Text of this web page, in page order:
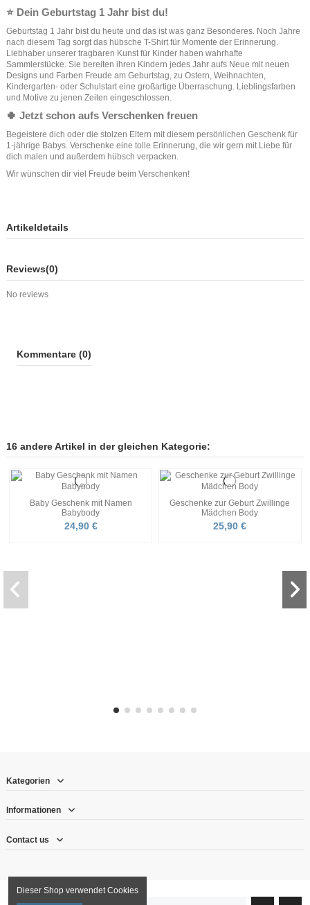
⭐️ Dein Geburtstag 1 Jahr bist du!
Geburtstag 1 Jahr bist du heute und das ist was ganz Besonderes. Noch Jahre
nach diesem Tag sorgt das hübsche T-Shirt für Momente der Erinnerung.
Liebhaber unserer tragbaren Kunst für Kinder haben wahrhafte
Sammlerstücke. Sie bereiten ihren Kindern jedes Jahr aufs Neue mit neuen
Designs und Farben Freude am Geburtstag, zu Ostern, Weihnachten,
Kindergarten- oder Schulstart eine großartige Überraschung. Lieblingsfarben
und Motive zu jenen Zeiten eingeschlossen.
🍀 Jetzt schon aufs Verschenken freuen
Begeistere dich oder die stolzen Eltern mit diesem persönlichen Geschenk für
1-jährige Babys. Verschenke eine tolle Erinnerung, die wir gern mit Liebe für
dich malen und außerdem hübsch verpacken.
Wir wünschen dir viel Freude beim Verschenken!
Artikeldetails
Reviews(0)
No reviews
Kommentare (0)
16 andere Artikel in der gleichen Kategorie:
Baby Geschenk mit Namen
Babybody
24,90 €
Geschenke zur Geburt Zwillinge
Mädchen Body
25,90 €
Kategorien
Informationen
Contact us
Dieser Shop verwendet Cookies